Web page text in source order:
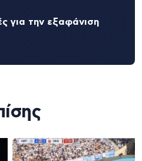
για την εξαφάνιση